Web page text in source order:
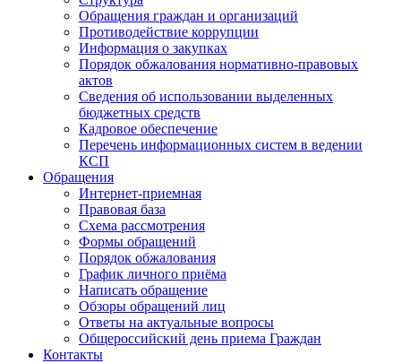
Обращения граждан и организаций
Противодействие коррупции
Информация о закупках
Порядок обжалования нормативно-правовых
актов
Сведения об использовании выделенных
бюджетных средств
Кадровое обеспечение
Перечень информационных систем в ведении
КСП
Обращения
Интернет-приемная
Правовая база
Схема рассмотрения
Формы обращений
Порядок обжалования
График личного приёма
Написать обращение
Обзоры обращений лиц
Ответы на актуальные вопросы
Общероссийский день приема Граждан
Контакты